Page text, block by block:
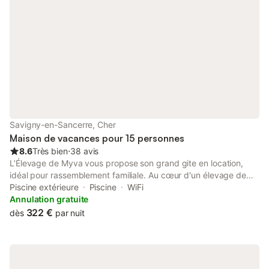
Savigny-en-Sancerre, Cher
Maison de vacances pour 15 personnes
8.6Très bien⋅38 avis
L’Élevage de Myva vous propose son grand gite en location,
idéal pour rassemblement familiale. Au cœur d'un élevage de
poney, dans un hameau au calme en pleine campagne, dans
une longère rénovée. Le gite dispose de 4 chambres, deux
chambres avec 3 lits super posés et deux chambres avec lit
Piscine extérieure Piscine
WiFi
Annulation gratuite
dès 322 € par nuit